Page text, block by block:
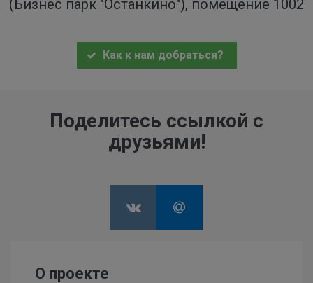
(Бизнес парк "Останкино"), помещение 1002
Как к нам добраться?
Поделитесь ссылкой с
друзьями!
О проекте